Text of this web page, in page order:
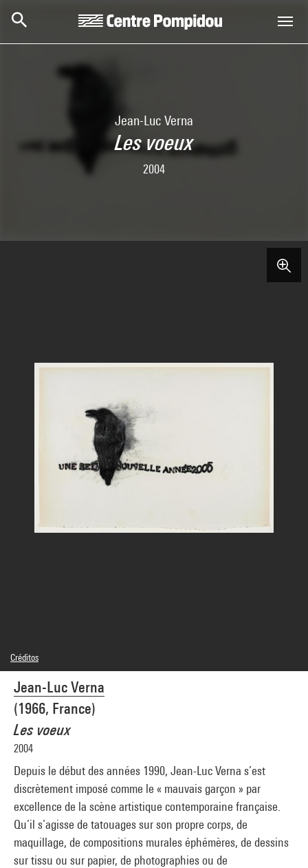
Jean-Luc Verna
Les voeux
2004
Jean-Luc Verna
(1966, France)
Les voeux
2004
Depuis le début des années 1990, Jean-Luc Verna s’est
discrètement imposé comme le « mauvais garçon » par
excellence de la scène artistique contemporaine française.
Qu’il s’agisse de tatouages sur son propre corps, de
maquillage, de compositions murales éphémères, de dessins
sur tissu ou sur papier, de photographies ou de
Créditos
© Adagp, Paris
Créditos fotográficos : Centre Pompidou, MNAM-CCI/Philippe Migeat/Dist.
GrandPalaisRmn
Referencia de la imagen : 4N03728
Difusión de la imagen :